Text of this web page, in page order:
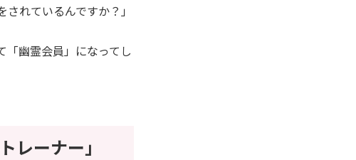
れているんですか？」
「幽霊会員」になってし
レーナー」